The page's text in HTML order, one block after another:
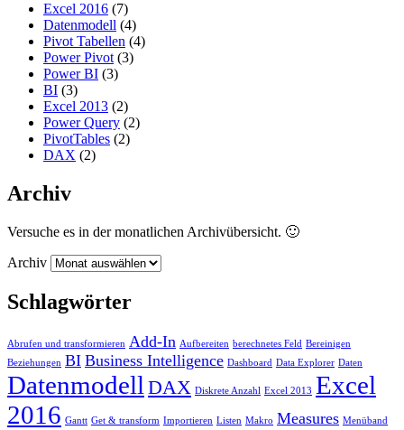
Excel 2016 (7)
Datenmodell (4)
Pivot Tabellen (4)
Power Pivot (3)
Power BI (3)
BI (3)
Excel 2013 (2)
Power Query (2)
PivotTables (2)
DAX (2)
Archiv
Versuche es in der monatlichen Archivübersicht. 🙂
Archiv
Schlagwörter
Abrufen und transformieren Add-In Aufbereiten berechnetes Feld Bereinigen
Beziehungen BI Business Intelligence Dashboard Data Explorer Daten
Datenmodell DAX Diskrete Anzahl Excel 2013 Excel
2016 Gantt Get & transform Importieren Listen Makro Measures Menüband